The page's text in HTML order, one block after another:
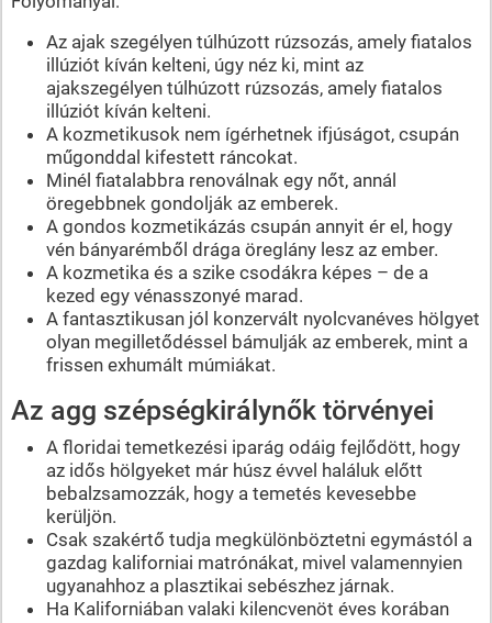
Az ajak szegélyen túlhúzott rúzsozás, amely fiatalos
illúziót kíván kelteni, úgy néz ki, mint az
ajakszegélyen túlhúzott rúzsozás, amely fiatalos
illúziót kíván kelteni.
A kozmetikusok nem ígérhetnek ifjúságot, csupán
műgonddal kifestett ráncokat.
Minél fiatalabbra renoválnak egy nőt, annál
öregebbnek gondolják az emberek.
A gondos kozmetikázás csupán annyit ér el, hogy
vén bányarémből drága öreglány lesz az ember.
A kozmetika és a szike csodákra képes – de a
kezed egy vénasszonyé marad.
A fantasztikusan jól konzervált nyolcvanéves hölgyet
olyan megilletődéssel bámulják az emberek, mint a
frissen exhumált múmiákat.
Az agg szépségkirálynők törvényei
A floridai temetkezési iparág odáig fejlődött, hogy
az idős hölgyeket már húsz évvel haláluk előtt
bebalzsamozzák, hogy a temetés kevesebbe
kerüljön.
Csak szakértő tudja megkülönböztetni egymástól a
gazdag kaliforniai matrónákat, mivel valamennyien
ugyanahhoz a plasztikai sebészhez járnak.
Ha Kaliforniában valaki kilencvenöt éves korában